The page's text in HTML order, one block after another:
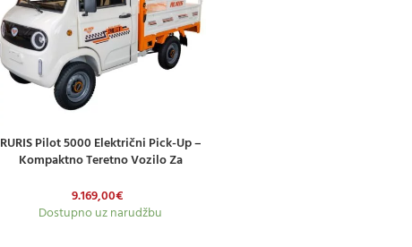
DODAJ U KOŠARICU
RURIS Pilot 5000 Električni Pick-Up –
Kompaktno Teretno Vozilo Za
9.169,00€
Dostupno uz narudžbu